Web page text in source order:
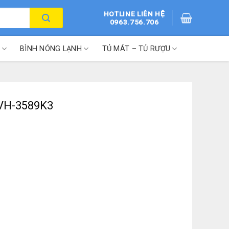
HOTLINE LIÊN HỆ
0963.756.706
BÌNH NÓNG LẠNH TỦ MÁT – TỦ RƯỢU
3589K3